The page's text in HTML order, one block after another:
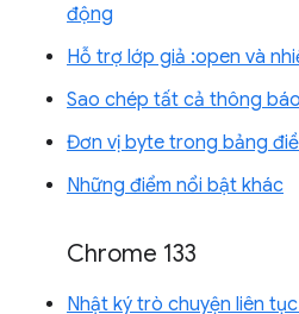
động
Hỗ trợ lớp giả :open và
Sao chép tất cả thông
Đơn vị byte trong bảng
Những điểm nổi bật khác
Chrome 133
Nhật ký trò chuyện liên